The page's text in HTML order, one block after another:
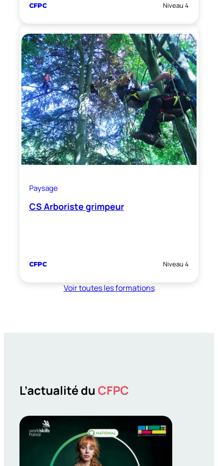
CFPC Niveau 4
Paysage
CS Arboriste grimpeur
CFPC Niveau 4
Voir toutes les formations
L’actualité duCFPC